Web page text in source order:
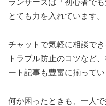
ランサーズは「初心者で
とても力を入れています。
チャットで気軽に相談で
トラブル防止のコツなど
ート記事も豊富に揃ってい
何か困ったときも、一人